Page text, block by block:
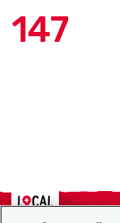
147
Localcities